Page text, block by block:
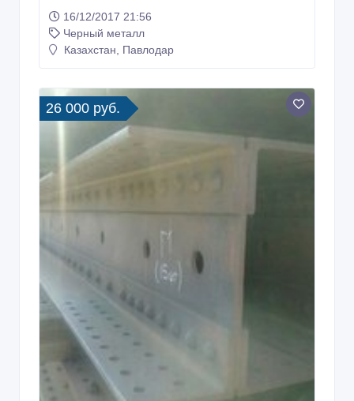
16/12/2017 21:56
Черный металл
Казахстан, Павлодар
26 000 руб.